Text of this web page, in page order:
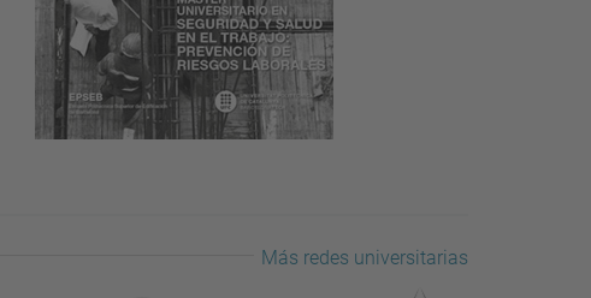
Más redes universitarias